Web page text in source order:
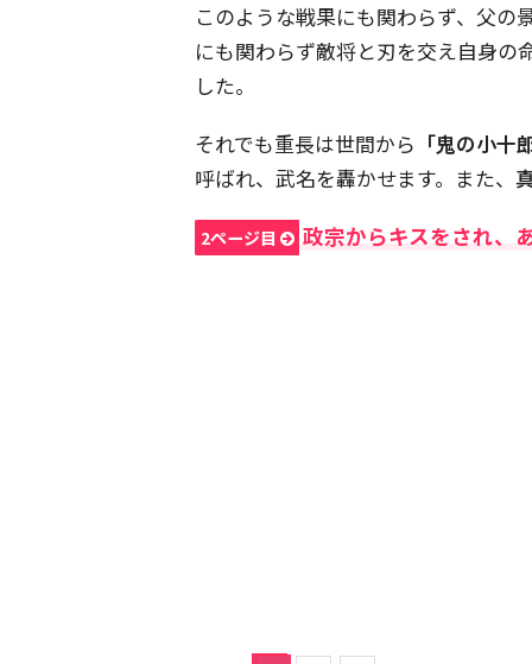
このような戦果にも関わらず、父
にも関わらず敵将と刃を交え自身の
した。
それでも重長は世間から 「鬼の小十
呼ばれ、武名を轟かせます。また、
2ページ目 政宗からキスをされ、